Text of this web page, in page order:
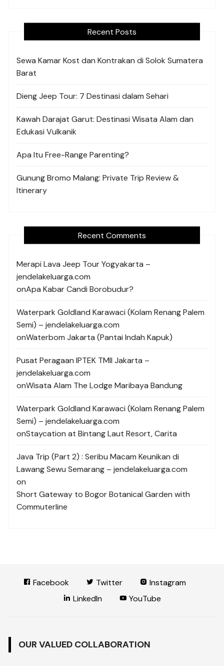
Recent Posts
Sewa Kamar Kost dan Kontrakan di Solok Sumatera
Barat
Dieng Jeep Tour: 7 Destinasi dalam Sehari
Kawah Darajat Garut: Destinasi Wisata Alam dan
Edukasi Vulkanik
Apa Itu Free-Range Parenting?
Gunung Bromo Malang: Private Trip Review &
Itinerary
Recent Comments
Merapi Lava Jeep Tour Yogyakarta –
jendelakeluarga.com
onApa Kabar Candi Borobudur?
Waterpark Goldland Karawaci (Kolam Renang Palem
Semi) – jendelakeluarga.com
onWaterbom Jakarta (Pantai Indah Kapuk)
Pusat Peragaan IPTEK TMII Jakarta –
jendelakeluarga.com
onWisata Alam The Lodge Maribaya Bandung
Waterpark Goldland Karawaci (Kolam Renang Palem
Semi) – jendelakeluarga.com
onStaycation at Bintang Laut Resort, Carita
Java Trip (Part 2) : Seribu Macam Keunikan di
Lawang Sewu Semarang – jendelakeluarga.com
on
Short Gateway to Bogor Botanical Garden with
Commuterline
Facebook Twitter
Instagram
LinkedIn
YouTube
OUR VALUED COLLABORATION